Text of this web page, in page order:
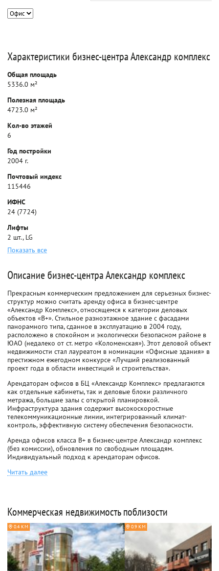
Характеристики бизнес-центра Александр комплекс
Общая площадь
5336.0 м²
Полезная площадь
4723.0 м²
Кол-во этажей
6
Год постройки
2004 г.
Почтовый индекс
115446
ИФНС
24 (7724)
Лифты
2 шт., LG
Показать все
Описание бизнес-центра Александр комплекс
Прекрасным коммерческим предложением для серьезных бизнес-
структур можно считать аренду офиса в бизнес-центре
«Александр Комплекс», относящемся к категории деловых
объектов «В+». Стильное разноэтажное здание с фасадами
панорамного типа, сданное в эксплуатацию в 2004 году,
расположено в спокойном и экологически безопасном районе в
ЮАО (недалеко от ст. метро «Коломенская»). Этот деловой объект
недвижимости стал лауреатом в номинации «Офисные здания» в
престижном ежегодном конкурсе «Лучший реализованный
проект года в области инвестиций и строительства».
Арендаторам офисов в БЦ «Александр Комплекс» предлагаются
как отдельные кабинеты, так и деловые блоки различного
метража, большие залы с открытой планировкой.
Инфраструктура здания содержит высокоскоростные
телекоммуникационные линии, интегрированный климат-
контроль, эффективную систему обеспечения безопасности.
Аренда офисов класса B+ в бизнес-центре Александр комплекс
(без комиссии), обновления по свободным площадям.
Индивидуальный подход к арендаторам офисов.
Читать далее
Коммерческая недвижимость поблизости
0.4 КМ 0.9 КМ